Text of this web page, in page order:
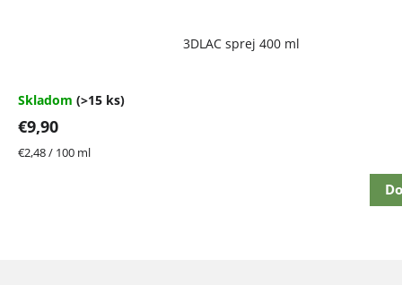
3DLAC sprej 400 ml
4,7
5
hviezdičiek.
Skladom (>15 ks)
€9,90
Jednotková
€2,48 / 100 ml